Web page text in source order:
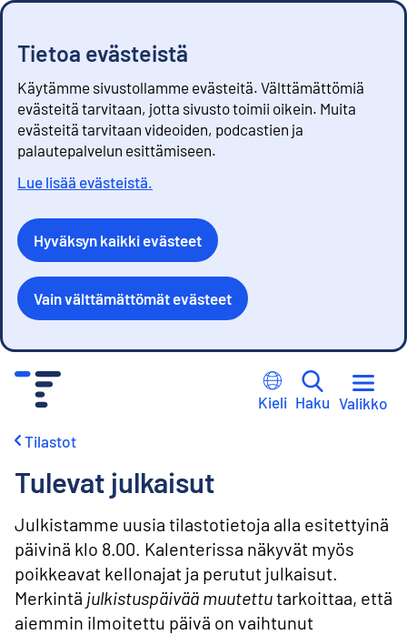
Tietoa evästeistä
Käytämme sivustollamme evästeitä. Välttämättömiä
evästeitä tarvitaan, jotta sivusto toimii oikein. Muita
evästeitä tarvitaan videoiden, podcastien ja
palautepalvelun esittämiseen.
Lue lisää evästeistä.
Hyväksyn kaikki evästeet
Vain välttämättömät evästeet
Kieli Haku Valikko
Tilastot
Tulevat julkaisut
Julkistamme uusia tilastotietoja alla esitettyinä
päivinä klo 8.00. Kalenterissa näkyvät myös
poikkeavat kellonajat ja perutut julkaisut.
Merkintä julkistuspäivää muutettutarkoittaa, että
aiemmin ilmoitettu päivä on vaihtunut